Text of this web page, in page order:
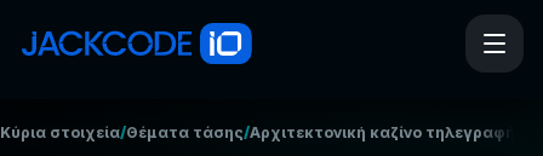
Κύρια στοιχεία/Θέματα τάσης/Αρχιτεκτονική καζίνο